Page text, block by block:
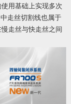
用基础上实现多次
走丝切割线也属于
走丝与快走丝之间